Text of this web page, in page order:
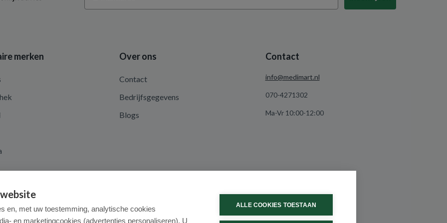
merken Over ons
Contact
Bedrijfsgegevens
Blogs
Contact
info@medimart.nl
070-4271302
Ma-Vr 10:00-12:00
en, met uw toestemming, analytische cookies
en marketingcookies (advertenties personaliseren). U
ALLE COOKIES TOESTAAN